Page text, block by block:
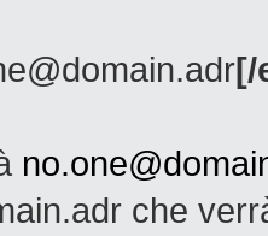
[/
che